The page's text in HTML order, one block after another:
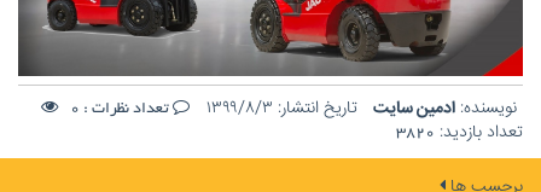
نویسنده: ادمین سایت تاریخ انتشار: ۱۳۹۹/۸/۳ تعداد نظرات : 0
تعداد بازدید: 3820